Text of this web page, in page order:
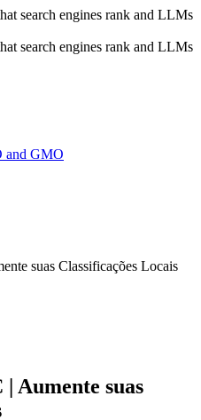
search engines rank and LLMs
search engines rank and LLMs
and GMO
suas Classificações Locais
Aumente suas